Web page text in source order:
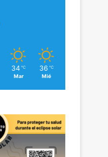
34 ℃
Mar
36 ℃
Mié